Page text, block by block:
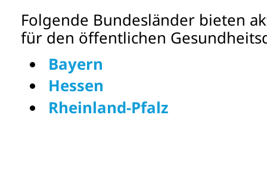
Folgende Bundesländer bieten
für den öffentlichen
Bayern
Hessen
Rheinland-Pfalz